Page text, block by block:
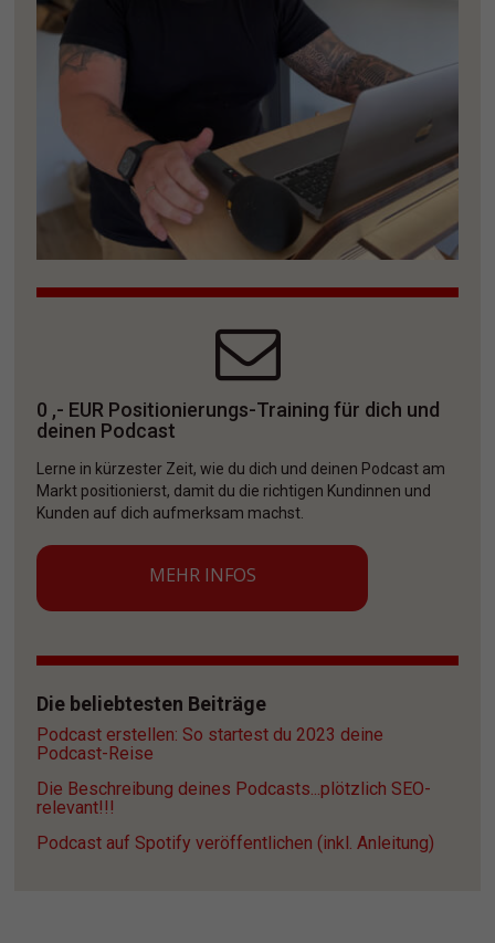
0 ,- EUR Positionierungs-Training für dich und
deinen Podcast
Lerne in kürzester Zeit, wie du dich und deinen Podcast am
Markt positionierst, damit du die richtigen Kundinnen und
Kunden auf dich aufmerksam machst.
MEHR INFOS
Die beliebtesten Beiträge
Podcast erstellen: So startest du 2023 deine
Podcast-Reise
Die Beschreibung deines Podcasts...plötzlich SEO-
relevant!!!
Podcast auf Spotify veröffentlichen (inkl. Anleitung)